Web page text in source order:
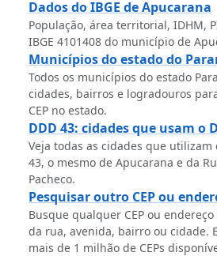
Dados do IBGE de Apucarana
População, área territorial, IDHM,
IBGE 4101408 do município de
Municípios do estado do
Todos os municípios do estado
cidades, bairros e logradouros
CEP no estado.
DDD 43: cidades que usam o
Veja todas as cidades que
43, o mesmo de Apucarana e da
Pacheco.
Pesquisar outro CEP ou
Busque qualquer CEP ou
da rua, avenida, bairro ou cidade.
mais de 1 milhão de CEPs